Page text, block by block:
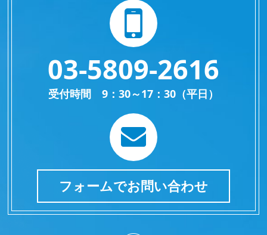
03-5809-2616
受付時間 9：30～17：30（平日）
フォームでお問い合わせ